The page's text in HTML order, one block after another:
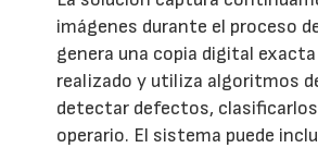
imágenes durante el proceso
genera una copia digital
realizado y utiliza algoritmos
detectar defectos,
operario. El sistema puede